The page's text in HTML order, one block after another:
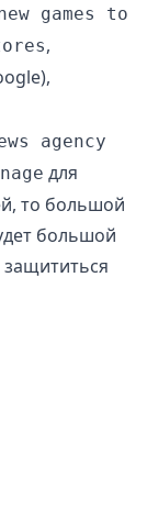
games to
,
agency
для
то большой
большой